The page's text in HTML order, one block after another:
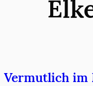
Vermutlich